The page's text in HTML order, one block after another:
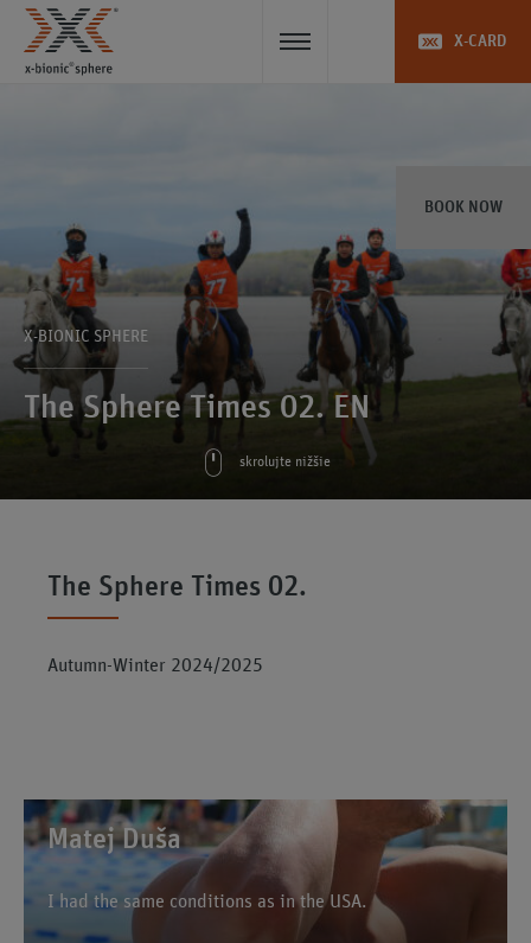
BOOK NOW
X-CARD
X-BIONIC SPHERE
The Sphere Times 02. EN
skrolujte nižšie
The Sphere Times 02.
Autumn-Winter 2024/2025
Matej Duša
I had the same conditions as in the USA.